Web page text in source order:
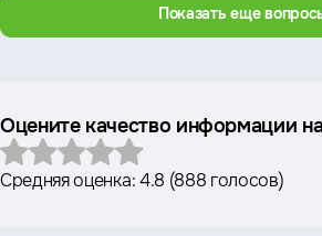
Показать еще
Оцените качество информации
Средняя оценка:4.8 (888 голосов)